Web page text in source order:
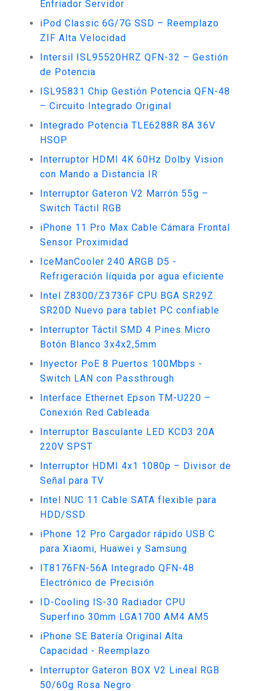
Enfriador Servidor
iPod Classic 6G/7G SSD – Reemplazo
ZIF Alta Velocidad
Intersil ISL95520HRZ QFN-32 – Gestión
de Potencia
ISL95831 Chip Gestión Potencia QFN-48
– Circuito Integrado Original
Integrado Potencia TLE6288R 8A 36V
HSOP
Interruptor HDMI 4K 60Hz Dolby Vision
con Mando a Distancia IR
Interruptor Gateron V2 Marrón 55g –
Switch Táctil RGB
iPhone 11 Pro Max Cable Cámara Frontal
Sensor Proximidad
IceManCooler 240 ARGB D5 -
Refrigeración líquida por agua eficiente
Intel Z8300/Z3736F CPU BGA SR29Z
SR20D Nuevo para tablet PC confiable
Interruptor Táctil SMD 4 Pines Micro
Botón Blanco 3x4x2,5mm
Inyector PoE 8 Puertos 100Mbps -
Switch LAN con Passthrough
Interface Ethernet Epson TM-U220 –
Conexión Red Cableada
Interruptor Basculante LED KCD3 20A
220V SPST
Interruptor HDMI 4x1 1080p – Divisor de
Señal para TV
Intel NUC 11 Cable SATA flexible para
HDD/SSD
iPhone 12 Pro Cargador rápido USB C
para Xiaomi, Huawei y Samsung
IT8176FN-56A Integrado QFN-48
Electrónico de Precisión
ID-Cooling IS-30 Radiador CPU
Superfino 30mm LGA1700 AM4 AM5
iPhone SE Batería Original Alta
Capacidad - Reemplazo
Interruptor Gateron BOX V2 Lineal RGB
50/60g Rosa Negro